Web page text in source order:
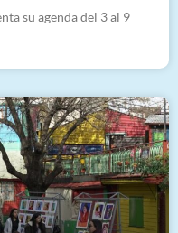
su agenda del 3 al 9